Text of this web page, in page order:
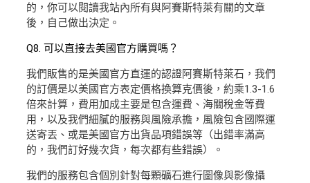
的，你可以閱讀我站內所有與阿賽斯特萊有關的文章
後，自己做出決定。
Q8. 可以直接去美國官方購買嗎？
我們販售的是美國官方直運的認證阿賽斯特萊石，我們
的訂價是以美國官方表定價格換算克價後，約乘1.3-1.6
倍來計算，費用加成主要是包含運費、海關稅金等費
用，以及我們細膩的服務與風險承擔，風險包含國際運
送寄丟、或是美國官方出貨品項錯誤等（出錯率滿高
的，我們訂好幾次貨，每次都有些錯誤）。
我們的服務包含個別針對每顆礦石進行圖像與影像攝